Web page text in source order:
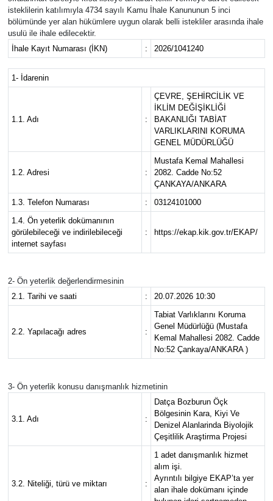
isteklilerin katılımıyla 4734 sayılı Kamu İhale Kanununun 5 inci
bölümünde yer alan hükümlere uygun olarak belli istekliler arasında ihale
usulü ile ihale edilecektir.
İhale Kayıt Numarası (İKN)
: 2026/1041240
1- İdarenin
1.1. Adı :
ÇEVRE, ŞEHİRCİLİK VE
İKLİM DEĞİŞİKLİĞİ
BAKANLIĞI TABİAT
VARLIKLARINI KORUMA
GENEL MÜDÜRLÜĞÜ
1.2. Adresi :
Mustafa Kemal Mahallesi
2082. Cadde No:52
ÇANKAYA/ANKARA
1.3. Telefon Numarası
:
03124101000
1.4. Ön yeterlik dokümanının
görülebileceği ve indirilebileceği
internet sayfası
: https://ekap.kik.gov.tr/EKAP/
2- Ön yeterlik değerlendirmesinin
2.1. Tarihi ve saati
: 20.07.2026 10:30
2.2. Yapılacağı adres :
Tabiat Varlıklarını Koruma
Genel Müdürlüğü (Mustafa
Kemal Mahallesi 2082. Cadde
No:52 Çankaya/ANKARA )
3- Ön yeterlik konusu danışmanlık hizmetinin
3.1. Adı :
Datça Bozburun Öçk
Bölgesinin Kara, Kiyi Ve
Denizel Alanlarinda Biyolojik
Çeşitlilik Araştirma Projesi
3.2. Niteliği, türü ve miktarı :
1 adet danışmanlık hizmet
alım işi.
Ayrıntılı bilgiye EKAP’ta yer
alan ihale dokümanı içinde